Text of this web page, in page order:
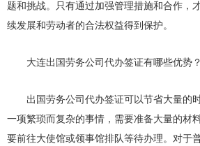
题和挑战。只有通过加强管理措施和合作，
续发展和劳动者的合法权益得到保护。
大连出国劳务公司代办签证有哪些优势？
出国劳务公司代办签证可以节省大量的
一项繁琐而复杂的事情，需要准备大量的材
要前往大使馆或领事馆排队等待办理。对于